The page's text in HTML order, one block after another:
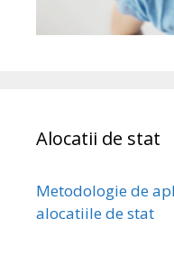
Alocatii de stat
Metodologie de
alocatiile de stat